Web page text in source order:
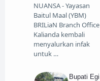
NUANSA - Yayasan
Baitul Maal (YBM)
BRILiaN Branch Office
Kalianda kembali
menyalurkan infak
untuk …
Bupati Egi